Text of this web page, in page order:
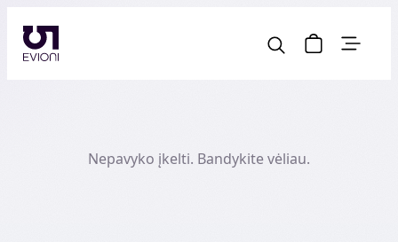
Nepavyko įkelti. Bandykite vėliau.